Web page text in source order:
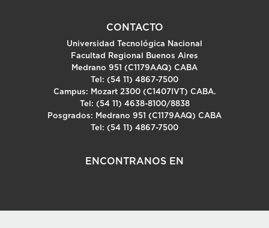
CONTACTO
Universidad Tecnológica Nacional
Facultad Regional Buenos Aires
Medrano 951 (C1179AAQ) CABA
Tel: (54 11) 4867-7500
Campus: Mozart 2300 (C1407IVT) CABA.
Tel: (54 11) 4638-8100/8838
Posgrados: Medrano 951 (C1179AAQ) CABA
Tel: (54 11) 4867-7500
ENCONTRANOS EN